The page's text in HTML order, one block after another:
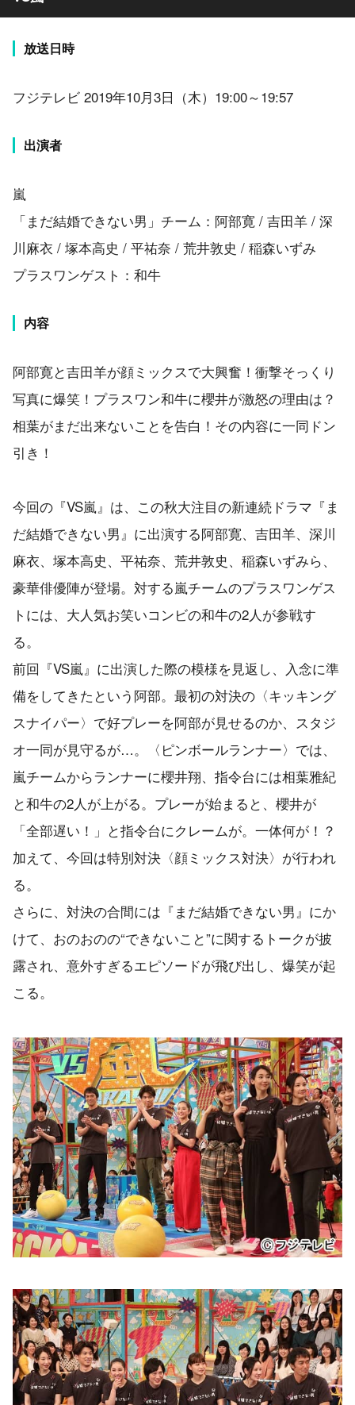
放送日時
フジテレビ 2019年10月3日（木）19:00～19:57
出演者
嵐
「まだ結婚できない男」チーム：阿部寛 / 吉田羊 / 深
川麻衣 / 塚本高史 / 平祐奈 / 荒井敦史 / 稲森いずみ
プラスワンゲスト：和牛
内容
阿部寛と吉田羊が顔ミックスで大興奮！衝撃そっくり
写真に爆笑！プラスワン和牛に櫻井が激怒の理由は？
相葉がまだ出来ないことを告白！その内容に一同ドン
引き！
今回の『VS嵐』は、この秋大注目の新連続ドラマ『ま
だ結婚できない男』に出演する阿部寛、吉田羊、深川
麻衣、塚本高史、平祐奈、荒井敦史、稲森いずみら、
豪華俳優陣が登場。対する嵐チームのプラスワンゲス
トには、大人気お笑いコンビの和牛の2人が参戦す
る。
前回『VS嵐』に出演した際の模様を見返し、入念に準
備をしてきたという阿部。最初の対決の〈キッキング
スナイパー〉で好プレーを阿部が見せるのか、スタジ
オ一同が見守るが…。〈ピンボールランナー〉では、
嵐チームからランナーに櫻井翔、指令台には相葉雅紀
と和牛の2人が上がる。プレーが始まると、櫻井が
「全部遅い！」と指令台にクレームが。一体何が！？
加えて、今回は特別対決〈顔ミックス対決〉が行われ
る。
さらに、対決の合間には『まだ結婚できない男』にか
けて、おのおのの“できないこと”に関するトークが披
露され、意外すぎるエピソードが飛び出し、爆笑が起
こる。